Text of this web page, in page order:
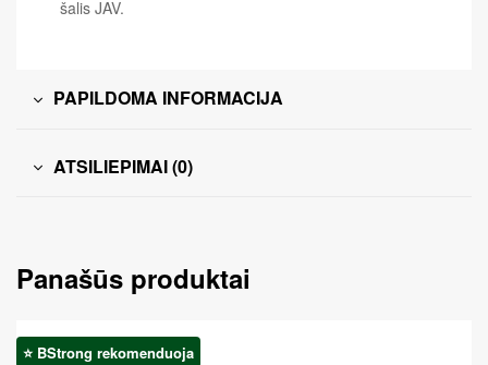
šalis JAV.
PAPILDOMA INFORMACIJA
ATSILIEPIMAI (0)
Panašūs produktai
⭐ BStrong rekomenduoja
Akcija!